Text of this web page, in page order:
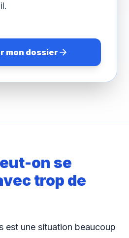
mon dossier
on se
trop de
est une situation beaucoup